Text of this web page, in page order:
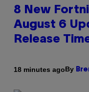
8 New
August 6
Release
18 minutes agoBy